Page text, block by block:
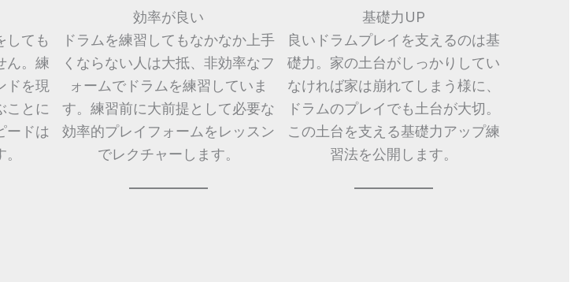
しても
ん。練
ドを現
ことに
ードは
効率が良い
ドラムを練習してもなかなか上手
くならない人は大抵、非効率なフ
ォームでドラムを練習していま
す。練習前に大前提として必要な
効率的プレイフォームをレッスン
でレクチャーします。
基礎力UP
良いドラムプレイを支えるのは基
礎力。家の土台がしっかりしてい
なければ家は崩れてしまう様に、
ドラムのプレイでも土台が大切。
この土台を支える基礎力アップ練
習法を公開します。